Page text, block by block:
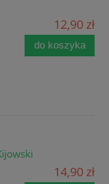
12,90 zł
do koszyka
14,90 zł